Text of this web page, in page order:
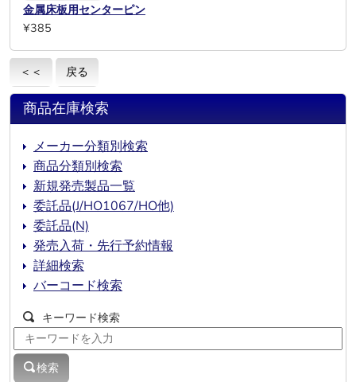
金属床板用センターピン
¥385
＜＜ 戻る
商品在庫検索
メーカー分類別検索
商品分類別検索
新規発売製品一覧
委託品(J/HO1067/HO他)
委託品(N)
発売入荷・先行予約情報
詳細検索
バーコード検索
キーワード検索
検索